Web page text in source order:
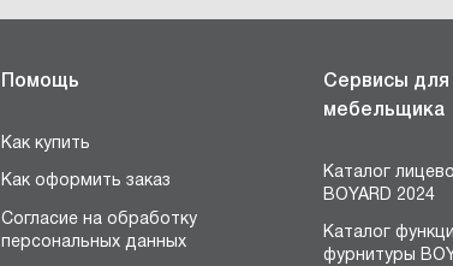
Помощь
Как купить
Как оформить заказ
Согласие на обработку
персональных данных
Сервисы для
мебельщика
Каталог
BOYARD 2024
Каталог
фурнитуры